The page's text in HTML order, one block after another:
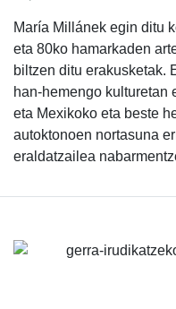
María Millánek egin ditu
eta 80ko hamarkaden
biltzen ditu erakusketak.
han-hemengo kulturetan
eta Mexikoko eta beste
autoktonoen nortasuna
eraldatzailea